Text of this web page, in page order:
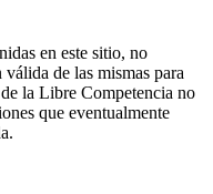
en este sitio, no
de las mismas para
la Libre Competencia no
que eventualmente